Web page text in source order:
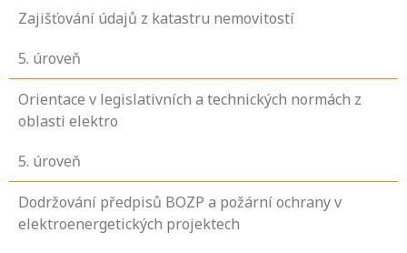
Zajišťování údajů z katastru nemovitostí
5. úroveň
Orientace v legislativních a technických normách z
oblasti elektro
5. úroveň
Dodržování předpisů BOZP a požární ochrany v
elektroenergetických projektech